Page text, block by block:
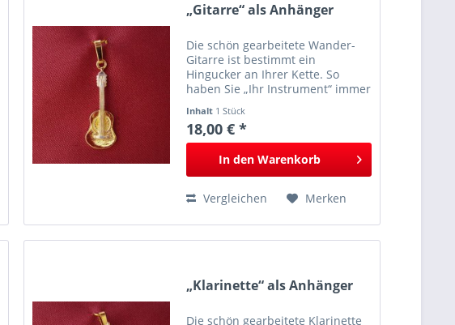
„Gitarre“ als Anhänger
Die schön gearbeitete Wander-
Gitarre ist bestimmt ein
Hingucker an Ihrer Kette. So
haben Sie „Ihr Instrument“ immer
Inhalt 1 Stück
18,00 € *
In den Warenkorb
Vergleichen Merken
„Klarinette“ als Anhänger
Die schön gearbeitete Klarinette